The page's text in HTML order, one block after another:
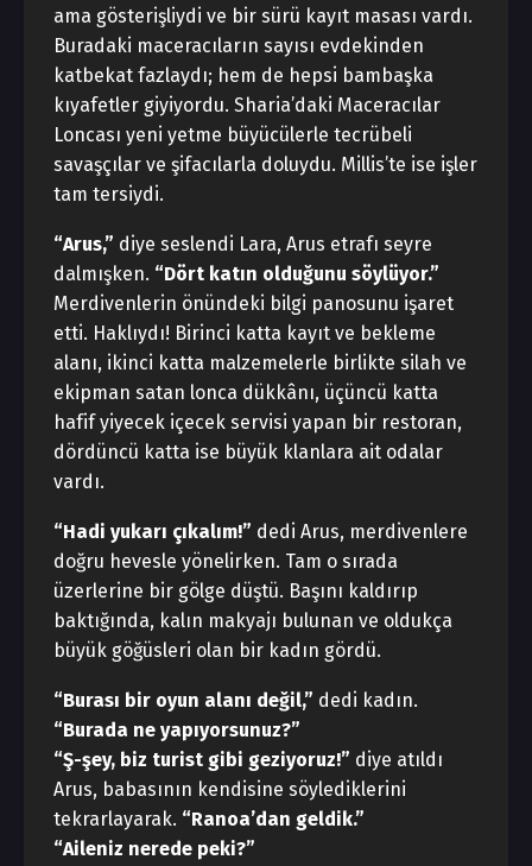
ama gösterişliydi ve bir sürü kayıt masası vardı.
Buradaki maceracıların sayısı evdekinden
katbekat fazlaydı; hem de hepsi bambaşka
kıyafetler giyiyordu. Sharia’daki Maceracılar
Loncası yeni yetme büyücülerle tecrübeli
savaşçılar ve şifacılarla doluydu. Millis’te ise işler
tam tersiydi.
“Arus,” diye seslendi Lara, Arus etrafı seyre
dalmışken. “Dört katın olduğunu söylüyor.”
Merdivenlerin önündeki bilgi panosunu işaret
etti. Haklıydı! Birinci katta kayıt ve bekleme
alanı, ikinci katta malzemelerle birlikte silah ve
ekipman satan lonca dükkânı, üçüncü katta
hafif yiyecek içecek servisi yapan bir restoran,
dördüncü katta ise büyük klanlara ait odalar
vardı.
“Hadi yukarı çıkalım!” dedi Arus, merdivenlere
doğru hevesle yönelirken. Tam o sırada
üzerlerine bir gölge düştü. Başını kaldırıp
baktığında, kalın makyajı bulunan ve oldukça
büyük göğüsleri olan bir kadın gördü.
“Burası bir oyun alanı değil,” dedi kadın.
“Burada ne yapıyorsunuz?”
“Ş-şey, biz turist gibi geziyoruz!” diye atıldı
Arus, babasının kendisine söylediklerini
tekrarlayarak. “Ranoa’dan geldik.”
“Aileniz nerede peki?”